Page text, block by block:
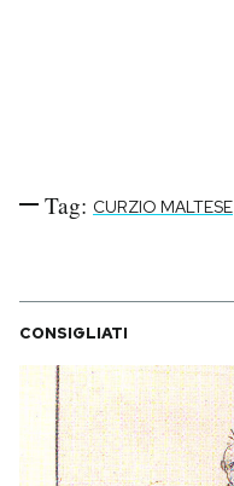
Tag: CURZIO MALTESE
CONSIGLIATI